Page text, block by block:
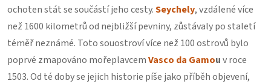
ochoten stát se součástí jeho cesty.Seychely, vzdálené více
než 1600 kilometrů od nejbližší pevniny, zůstávaly po staletí
téměř neznámé. Toto souostroví více než 100 ostrovů bylo
poprvé zmapováno mořeplavcemVasco da Gamouv roce
1503. Od té doby se jejich historie píše jako příběh objevení,